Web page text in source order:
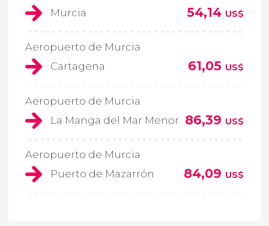
Murcia
54,14 US$
Aeropuerto de Murcia
Cartagena
61,05 US$
Aeropuerto de Murcia
La Manga del Mar Menor 86,39 US$
Aeropuerto de Murcia
Puerto de Mazarrón
84,09 US$